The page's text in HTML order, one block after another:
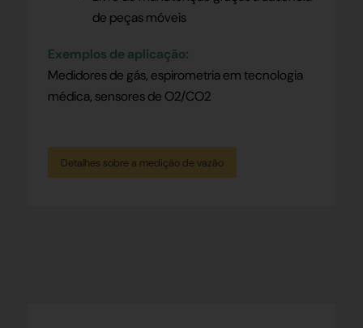
de peças móveis
Exemplos de aplicação:
Medidores de gás, espirometria em tecnologia
médica, sensores de O2/CO2
Detalhes sobre a medição de vazão